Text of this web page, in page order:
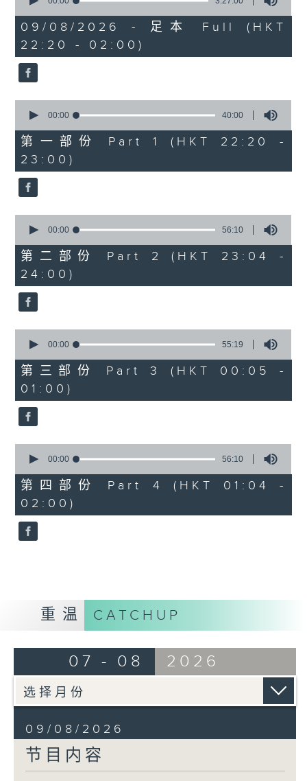
1. 「万恶淫为首之乞食」
由 新马师曾、吴君丽 主唱
2. 「糟糠情盟心」
3. 「佳期如梦」
由 梁丽 主唱
4. 「怕听销魂曲」
由 刘善初、伍木兰 主唱
5. 「高君保私探营房」
由 阮兆辉、陈好逑 主唱
6. 「唐宫艳史之华清池」
由 王超群、雷桂开 主唱
7. 「刁凤狂龙」
由 邓伟凡、曾云飞、钟丽蓉、小甘罗、新麦
炳荣 主唱
3
hours,
27
minutes,
0
seconds
09/08/2026 - 足本 Full (HKT
22:20 - 02:00)
seconds
40
minutes,
0
seconds
00:00 40:00
第一部份 Part 1 (HKT 22:20 -
23:00)
seconds
56
minutes,
10
seconds
00:00 56:10
第二部份 Part 2 (HKT 23:04 -
24:00)
seconds
55
minutes,
19
seconds
00:00 55:19
第三部份 Part 3 (HKT 00:05 -
01:00)
seconds
56
minutes,
10
seconds
00:00 56:10
第四部份 Part 4 (HKT 01:04 -
02:00)
重温 CATCHUP
07 - 08 2026
09/08/2026
节目内容